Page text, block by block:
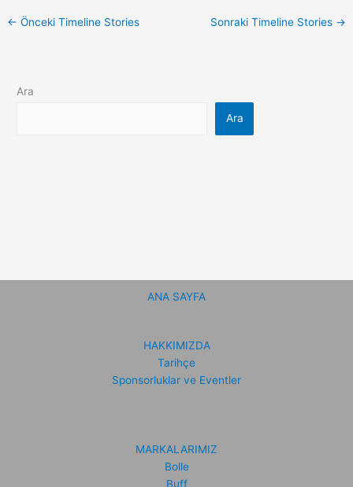
← Önceki Timeline Stories Sonraki Timeline Stories →
Ara
Ara
ANA SAYFA
HAKKIMIZDA
Tarihçe
Sponsorluklar ve Eventler
MARKALARIMIZ
Bolle
Buff